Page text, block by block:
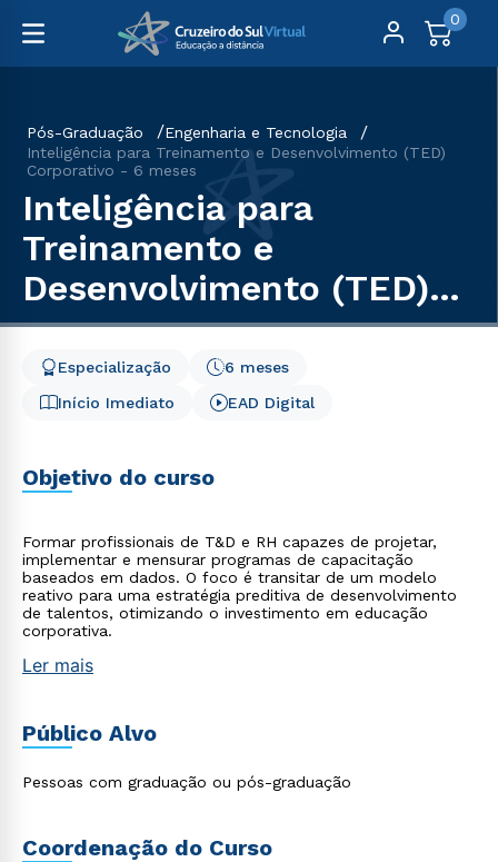
0
Pós-Graduação
Engenharia e Tecnologia
Inteligência para Treinamento e Desenvolvimento (TED)
Corporativo - 6 meses
Inteligência para
Treinamento e
Desenvolvimento (TED)
Corporativo - 6 meses
Início Imediato
6 meses
Especialização
EAD Digital
Objetivo do curso
Formar profissionais de T&D e RH capazes de projetar,
implementar e mensurar programas de capacitação
baseados em dados. O foco é transitar de um modelo
reativo para uma estratégia preditiva de desenvolvimento
de talentos, otimizando o investimento em educação
corporativa.
Ler mais
Público Alvo
Pessoas com graduação ou pós-graduação
Coordenação do Curso